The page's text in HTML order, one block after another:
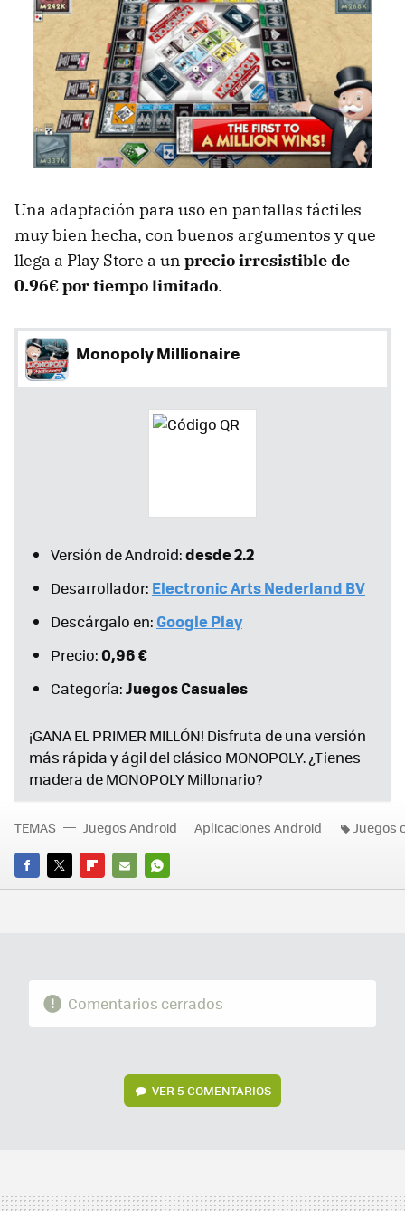
Una adaptación para uso en pantallas táctiles
muy bien hecha, con buenos argumentos y que
llega a Play Store a un precio irresistible de
0.96€ por tiempo limitado.
Monopoly Millionaire
Versión de Android:desde 2.2
Desarrollador: Electronic Arts Nederland BV
Descárgalo en: Google Play
Precio:0,96 €
Categoría:Juegos Casuales
¡GANA EL PRIMER MILLÓN! Disfruta de una versión
más rápida y ágil del clásico MONOPOLY. ¿Tienes
madera de MONOPOLY Millonario?
FACEBOOK
TWITTERFLIPBOARD
E-
WHATSAPP
TEMAS Juegos Android Aplicaciones Android Juegos
Comentarios cerrados
VER5 COMENTARIOS